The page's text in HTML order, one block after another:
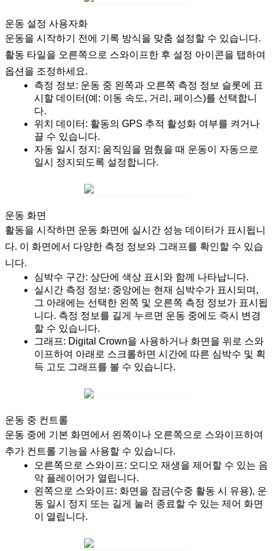
운동 설정 사용자화
운동을 시작하기 전에 기록 방식을 맞춤 설정할 수 있습니다.
활동 타일을 오른쪽으로 스와이프한 후 설정 아이콘을 탭하여
옵션을 조정하세요.
측정 정보: 운동 중 왼쪽과 오른쪽 측정 정보 슬롯에 표
시할 데이터(예: 이동 속도, 거리, 페이스)를 선택합니
다.
위치 데이터: 활동의 GPS 추적 활성화 여부를 켜거나
끌 수 있습니다.
자동 일시 정지: 움직임을 멈췄을 때 운동이 자동으로
일시 정지되도록 설정합니다.
운동 화면
활동을 시작하면 운동 화면에 실시간 성능 데이터가 표시됩니
다. 이 화면에서 다양한 측정 정보와 그래프를 확인할 수 있습
니다.
심박수 구간: 상단에 색상 표시와 함께 나타납니다.
실시간 측정 정보: 중앙에는 현재 심박수가 표시되며,
그 아래에는 선택한 왼쪽 및 오른쪽 측정 정보가 표시됩
니다. 측정 정보를 길게 누르면 운동 중에도 즉시 변경
할 수 있습니다.
그래프: Digital Crown을 사용하거나 화면을 위로 스와
이프하여 아래로 스크롤하면 시간에 따른 심박수 및 획
득 고도 그래프를 볼 수 있습니다.
운동 중 컨트롤
운동 중에 기본 화면에서 왼쪽이나 오른쪽으로 스와이프하여
추가 컨트롤 기능을 사용할 수 있습니다.
오른쪽으로 스와이프: 오디오 재생을 제어할 수 있는 음
악 플레이어가 열립니다.
왼쪽으로 스와이프: 화면을 잠금(수중 활동 시 유용), 운
동 일시 정지 또는 길게 눌러 종료할 수 있는 제어 화면
이 열립니다.